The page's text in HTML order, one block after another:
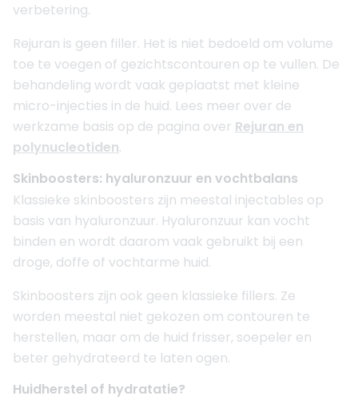
verbetering.
Rejuran is geen filler. Het is niet bedoeld om volume
toe te voegen of gezichtscontouren op te vullen. De
behandeling wordt vaak geplaatst met kleine
micro-injecties in de huid. Lees meer over de
werkzame basis op de pagina over Rejuran en
polynucleotiden.
Skinboosters: hyaluronzuur en vochtbalans
Klassieke skinboosters zijn meestal injectables op
basis van hyaluronzuur. Hyaluronzuur kan vocht
binden en wordt daarom vaak gebruikt bij een
droge, doffe of vochtarme huid.
Skinboosters zijn ook geen klassieke fillers. Ze
worden meestal niet gekozen om contouren te
herstellen, maar om de huid frisser, soepeler en
beter gehydrateerd te laten ogen.
Huidherstel of hydratatie?